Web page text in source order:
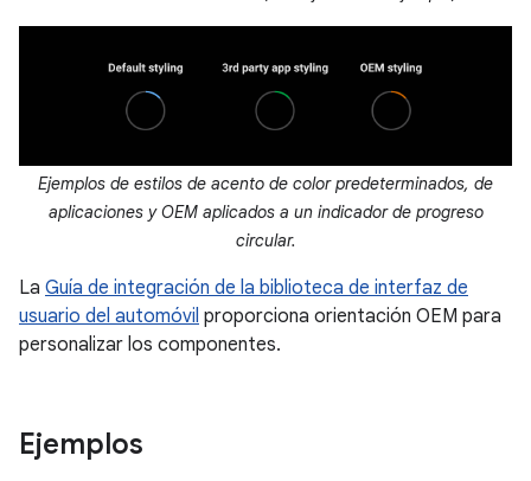
Ejemplos de estilos de acento de color predeterminados, de
aplicaciones y OEM aplicados a un indicador de progreso
circular.
La Guía de integración de la biblioteca de interfaz de
usuario del automóvil proporciona orientación OEM para
personalizar los componentes.
Ejemplos